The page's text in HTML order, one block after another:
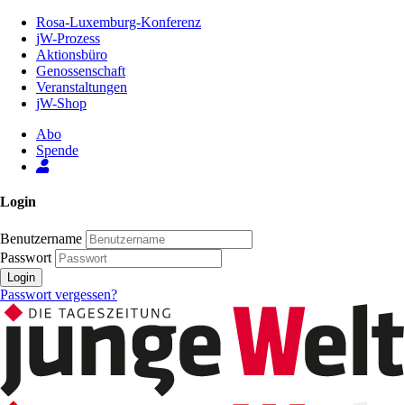
Inhalt
Seite
Rosa-Luxemburg-Konferenz
jW-Prozess
Aktionsbüro
Genossenschaft
Veranstaltungen
jW-Shop
Abo
Spende
Login
Benutzername
Passwort
Login
Passwort vergessen?